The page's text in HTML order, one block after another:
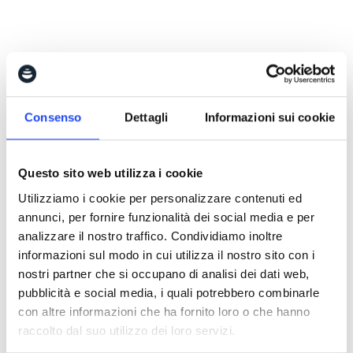
Consenso Dettagli Informazioni sui cookie
Questo sito web utilizza i cookie
Utilizziamo i cookie per personalizzare contenuti ed
annunci, per fornire funzionalità dei social media e per
analizzare il nostro traffico. Condividiamo inoltre
informazioni sul modo in cui utilizza il nostro sito con i
nostri partner che si occupano di analisi dei dati web,
pubblicità e social media, i quali potrebbero combinarle
con altre informazioni che ha fornito loro o che hanno
raccolto dal suo utilizzo dei loro servizi.
Daniel Casarin
Daniel è il fondatore di Adv Media Lab e delle altre
aziende consociate tra cui Etnograph e Italian Design
Farm. Operando nel settore fin dal 2001, grazie alla sua
specializzazione in design e system thinking, ha trovato